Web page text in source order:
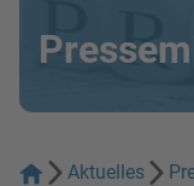
Aktuelles